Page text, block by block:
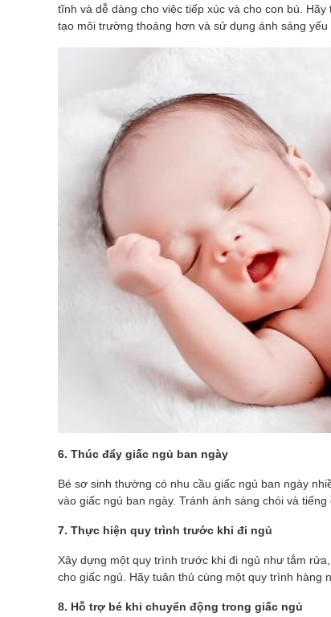
tĩnh và dễ dàng cho việc tiếp xúc và cho con bú.
tạo môi trường thoáng hơn và sử dụng ánh sáng yếu
6. Thúc đẩy giấc ngủ ban ngày
Bé sơ sinh thường có nhu cầu giấc ngủ ban ngày
vào giấc ngủ ban ngày. Tránh ánh sáng chói và
7. Thực hiện quy trình trước khi đi ngủ
Xây dựng một quy trình trước khi đi ngủ như tắm
cho giấc ngủ. Hãy tuân thủ cùng một quy trình hàng
8. Hỗ trợ bé khi chuyển động trong giấc ngủ